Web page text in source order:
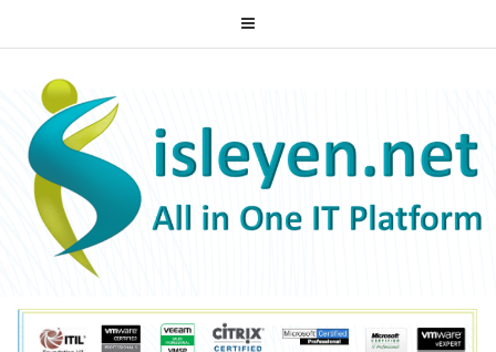
to
ISLEYEN.NET
All-in-One IT Platform